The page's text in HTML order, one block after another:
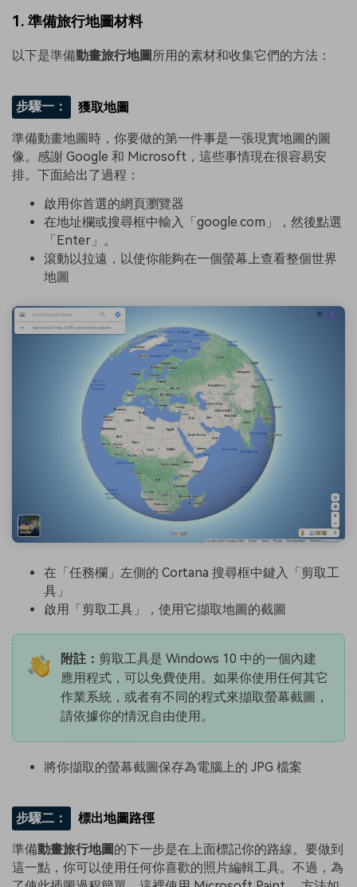
1. 準備旅行地圖材料
以下是準備動畫旅行地圖所用的素材和收集它們的方法：
步驟一： 獲取地圖
準備動畫地圖時，你要做的第一件事是一張現實地圖的圖
像。感謝 Google 和 Microsoft，這些事情現在很容易安
排。下面給出了過程：
啟用你首選的網頁瀏覽器
在地址欄或搜尋框中輸入「google.com」，然後點選
「Enter」。
滾動以拉遠，以使你能夠在一個螢幕上查看整個世界
地圖
在「任務欄」左側的 Cortana 搜尋框中鍵入「剪取工
具」
啟用「剪取工具」，使用它擷取地圖的截圖
附註： 剪取工具是 Windows 10 中的一個內建
應用程式，可以免費使用。如果你使用任何其它
作業系統，或者有不同的程式來擷取螢幕截圖，
請依據你的情況自由使用。
將你擷取的螢幕截圖保存為電腦上的 JPG 檔案
步驟二： 標出地圖路徑
準備動畫旅行地圖的下一步是在上面標記你的路線。要做到
這一點，你可以使用任何你喜歡的照片編輯工具。不過，為